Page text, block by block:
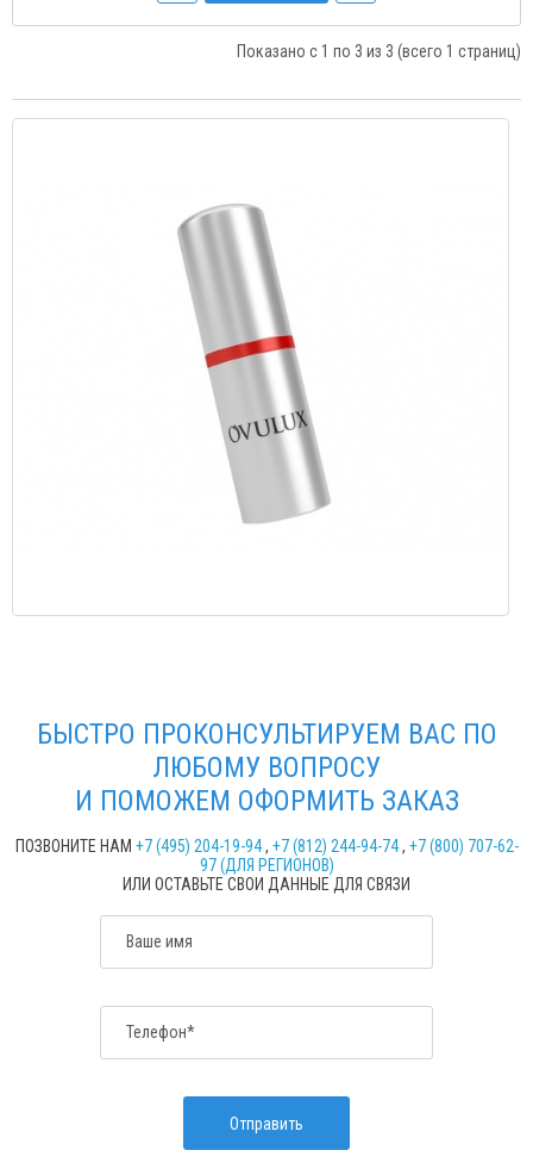
Показано с 1 по 3 из 3 (всего 1 страниц)
БЫСТРО ПРОКОНСУЛЬТИРУЕМ ВАС ПО
ЛЮБОМУ ВОПРОСУ
И ПОМОЖЕМ ОФОРМИТЬ ЗАКАЗ
ПОЗВОНИТЕ НАМ +7 (495) 204-19-94, +7 (812) 244-94-74, +7 (800) 707-62-
97 (ДЛЯ РЕГИОНОВ)
ИЛИ ОСТАВЬТЕ СВОИ ДАННЫЕ ДЛЯ СВЯЗИ
Ваше имя
Телефон*
Отправить